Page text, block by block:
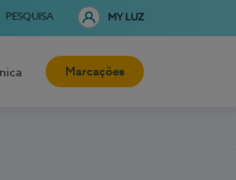
PESQUISA MY LUZ
Marcações